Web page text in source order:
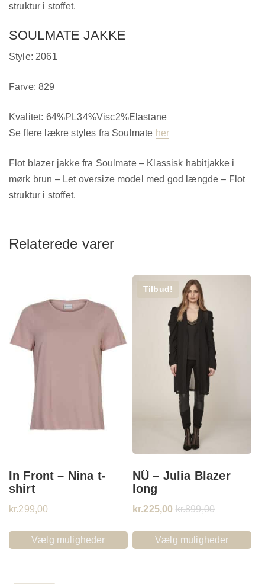
struktur i stoffet.
SOULMATE JAKKE
Style: 2061
Farve: 829
Kvalitet: 64%PL34%Visc2%Elastane
Se flere lækre styles fra Soulmate her
Flot blazer jakke fra Soulmate – Klassisk habitjakke i
mørk brun – Let oversize model med god længde – Flot
struktur i stoffet.
Relaterede varer
In Front – Nina t-
shirt
kr.299,00
Vælg muligheder
Tilbud!
NÜ – Julia Blazer
long
kr.225,00 kr.899,00
Vælg muligheder